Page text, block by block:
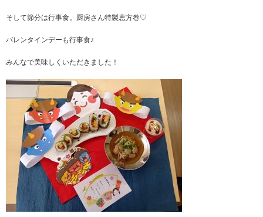
そして節分は行事食。厨房さん特製恵方巻♡
バレンタインデーも行事食♪
みんなで美味しくいただきました！